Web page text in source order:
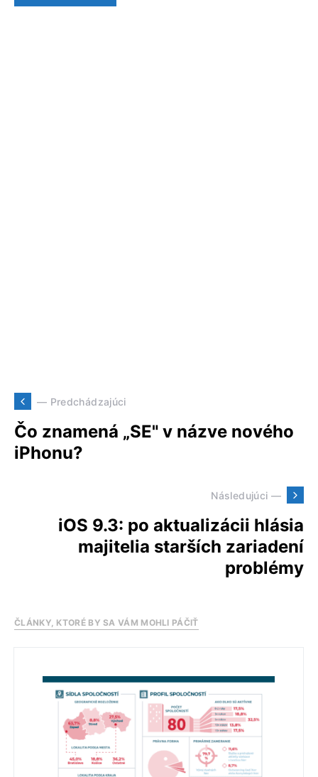
— Predchádzajúci
Čo znamená „SE" v názve nového
iPhonu?
Následujúci —
iOS 9.3: po aktualizácii hlásia
majitelia starších zariadení
problémy
ČLÁNKY, KTORÉ BY SA VÁM MOHLI PÁČIŤ